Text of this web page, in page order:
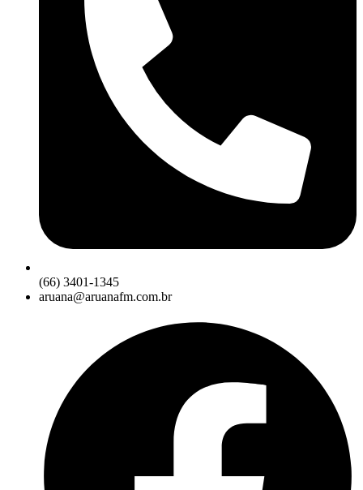
(66) 3401-1345
aruana@aruanafm.com.br